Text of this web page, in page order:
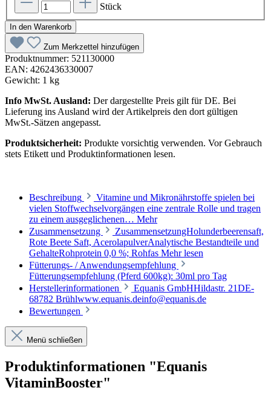
Stück
In den Warenkorb
Zum Merkzettel hinzufügen
Produktnummer: 521130000
EAN: 4262436330007
Gewicht: 1 kg
Info MwSt. Ausland: Der dargestellte Preis gilt für DE. Bei
Lieferung ins Ausland wird der Artikelpreis den dort gültigen
MwSt.-Sätzen angepasst.
Produktsicherheit: Produkte vorsichtig verwenden. Vor Gebrauch
stets Etikett und Produktinformationen lesen.
Beschreibung
Vitamine und Mikronährstoffe spielen bei
vielen Stoffwechselvorgängen eine zentrale Rolle und tragen
zu einem ausgeglichenen… Mehr
Zusammensetzung
ZusammensetzungHolunderbeerensaft,
Rote Beete Saft, AcerolapulverAnalytische Bestandteile und
GehalteRohprotein 0,0 %; Rohfas Mehr lesen
Fütterungs- / Anwendungsempfehlung
Fütterungsempfehlung (Pferd 600kg): 30ml pro Tag
Herstellerinformationen
Equanis GmbHHildastr. 21DE-
68782 Brühlwww.equanis.deinfo@equanis.de
Bewertungen
Menü schließen
Produktinformationen "Equanis
VitaminBooster"